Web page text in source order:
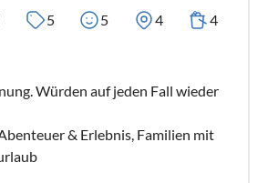
5 5 4 4
Würden auf jeden Fall wieder
& Erlebnis, Familien mit